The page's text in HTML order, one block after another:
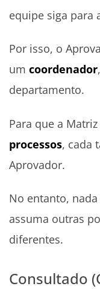
equipe siga para
Por isso, o
um coordenador,
departamento.
Para que a
processos, cada
Aprovador.
No entanto,
assuma outras
diferentes.
Consultado